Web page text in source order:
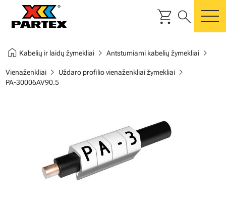
shopping_cart search
home Kabelių ir laidų žymekliaichevron_right Antstumiami kabelių žymekliaichevron_right
Vienaženkliaichevron_right Uždaro profilio vienaženkliai žymekliaichevron_right
PA-30006AV90.5